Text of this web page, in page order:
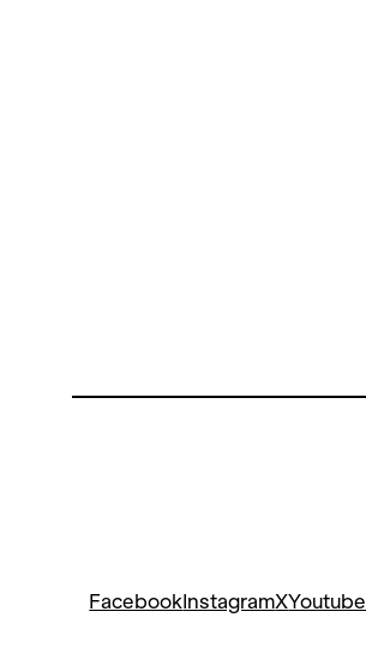
FacebookInstagramXYoutube